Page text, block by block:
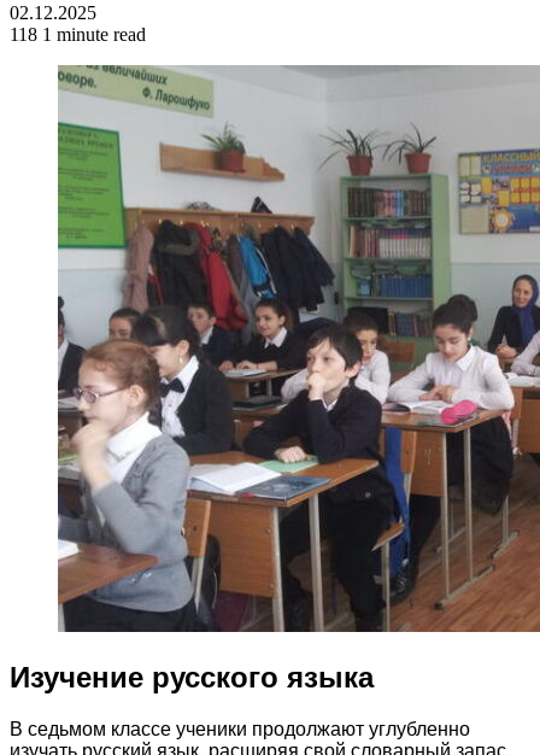
02.12.2025
118 1 minute read
Изучение русского языка
В седьмом классе ученики продолжают углубленно
изучать русский язык, расширяя свой словарный запас,